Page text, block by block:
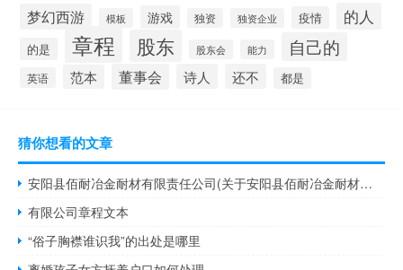
梦幻西游 模板 游戏 独资 独资企业 疫情 的人
的是 章程 股东 股东会 能力 自己的
英语 范本 董事会 诗人 还不 都是
猜你想看的文章
安阳县佰耐冶金耐材有限责任公司(关于安阳县佰耐冶金耐材有限责任公司简述)
有限公司章程文本
“俗子胸襟谁识我”的出处是哪里